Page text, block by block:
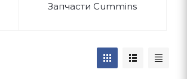
Запчасти Cummins